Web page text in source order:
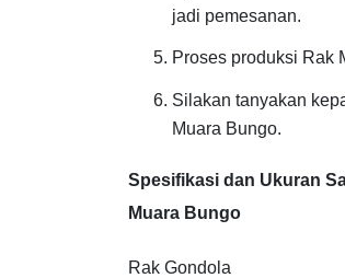
jadi pemesanan.
Proses produksi Rak
Silakan tanyakan
Muara Bungo.
Spesifikasi dan Ukuran
Muara Bungo
Rak Gondola